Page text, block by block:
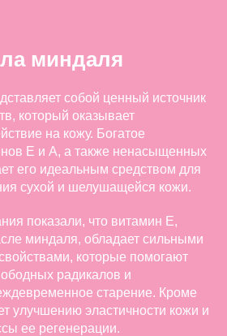
миндаля
собой ценный источник
который оказывает
на кожу. Богатое
Е и А, а также ненасыщенных
его идеальным средством для
сухой и шелушащейся кожи.
показали, что витамин Е,
миндаля, обладает сильными
которые помогают
радикалов и
старение. Кроме
улучшению эластичности кожи и
ее регенерации.